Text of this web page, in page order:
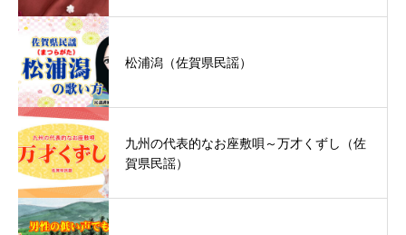
松浦潟（佐賀県民謡）
九州の代表的なお座敷唄～万才くずし（佐
賀県民謡）